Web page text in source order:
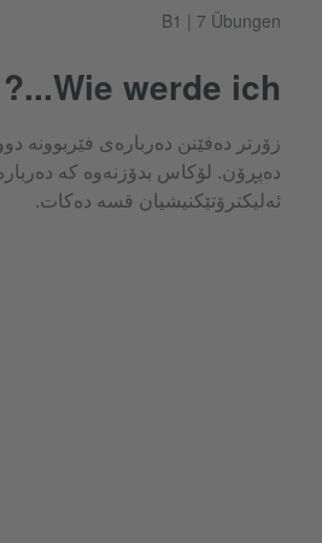
B1 | 7 Übungen
Wie werde ich...?
زۆرتر دەفێنن دەربارەی فێربوونە
دەپڕۆن. لۆکاس بدۆزنەوە کە
ئەلیکترۆتێکنیشیان قسە دەکات.